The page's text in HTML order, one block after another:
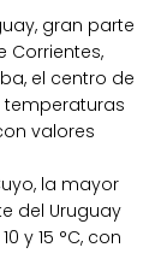
gran parte
Corrientes,
el centro de
temperaturas
valores
la mayor
del Uruguay
y 15 °C, con